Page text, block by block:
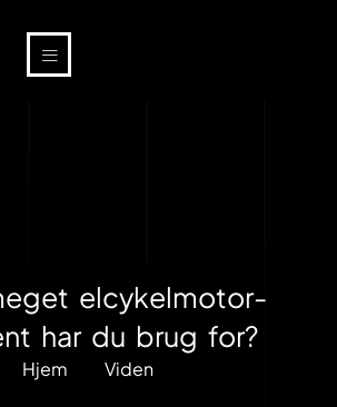
elcykelmotor-
har du brug for?
Hjem Viden